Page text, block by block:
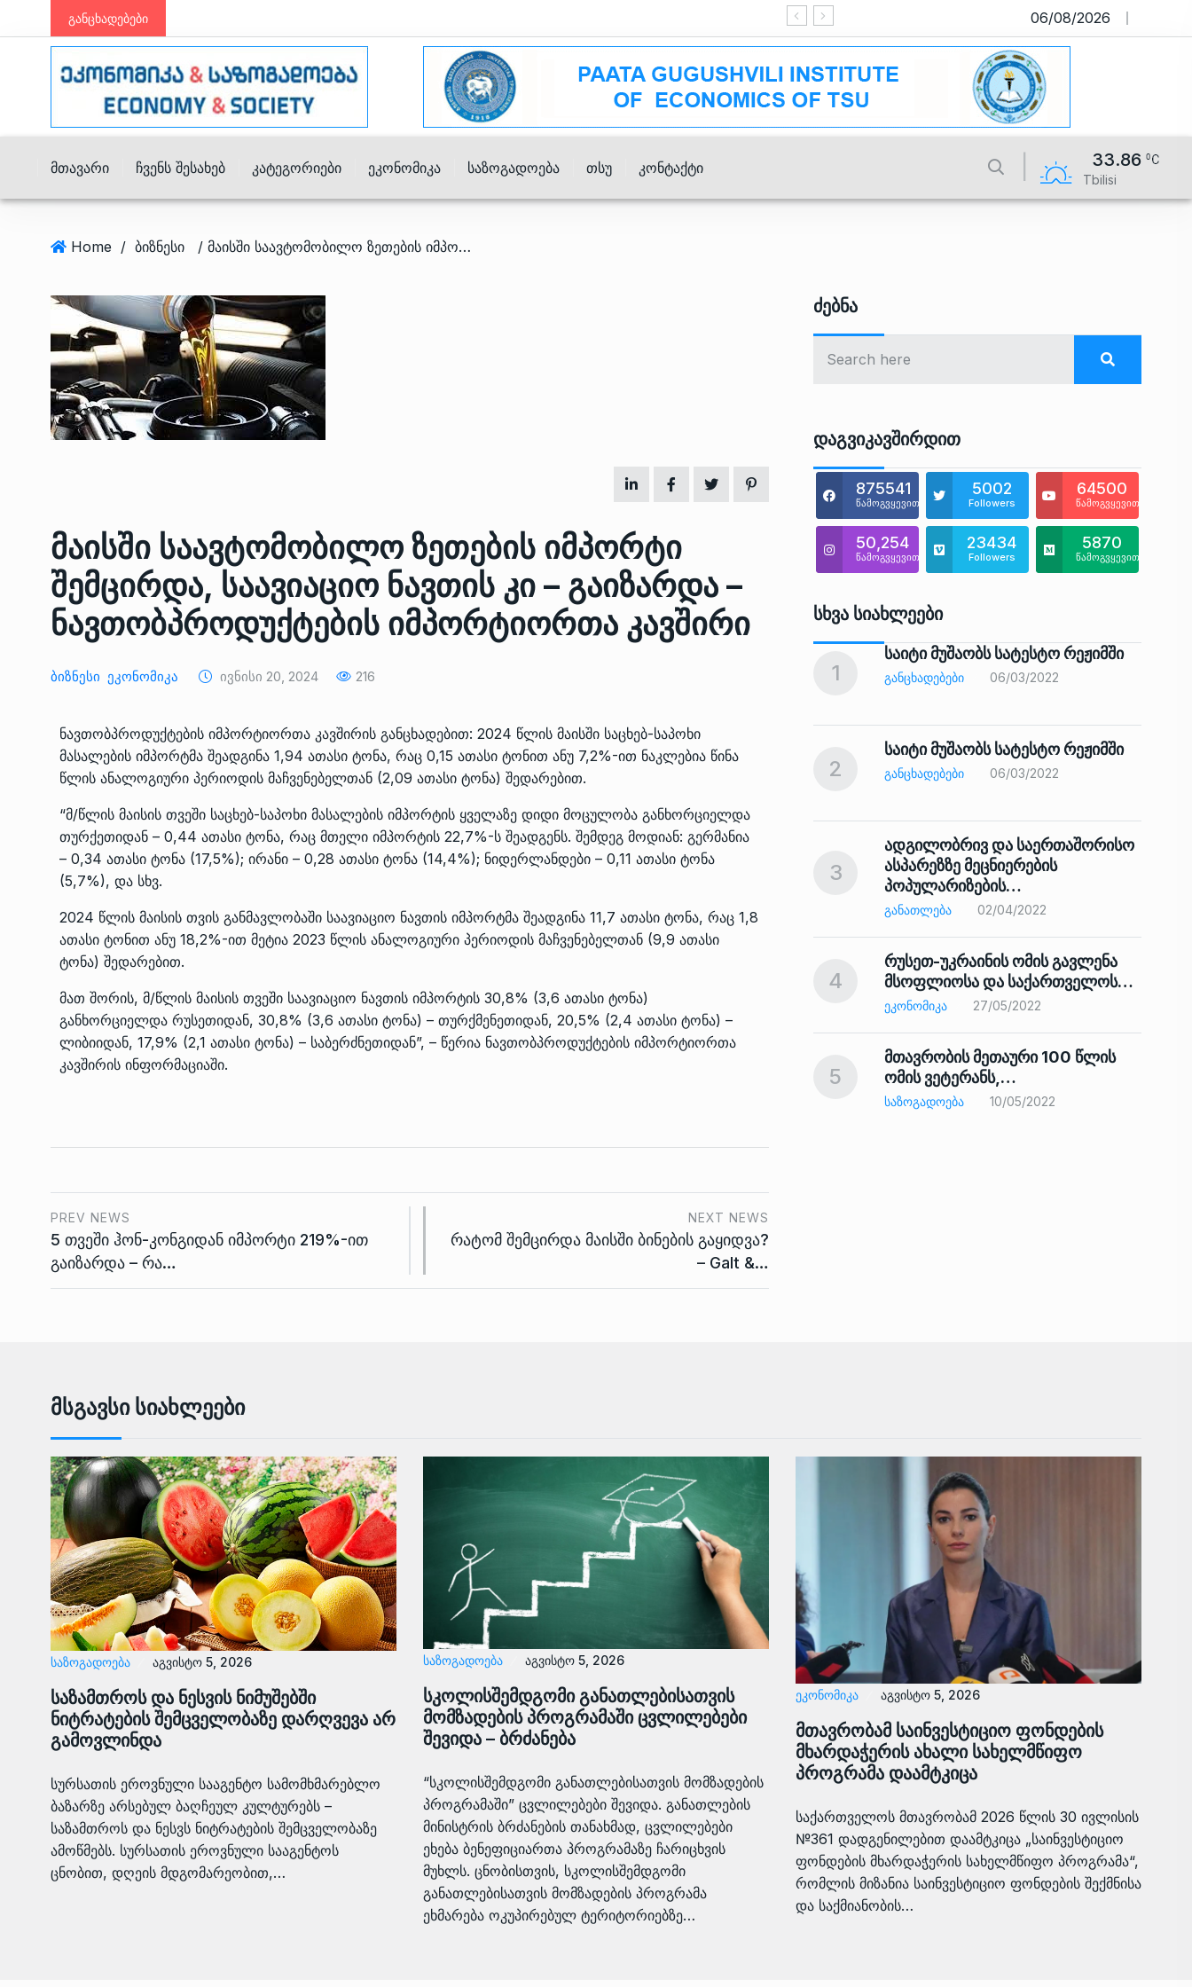
განცხადებები საიტი მუშაობს სატესტო რეჟიმში
06/08/2026
Მთავარი Ჩვენს Შესახებ Კატეგორიები Ეკონომიკა Საზოგადოება Თსუ Კონტაქტი 33.86
Tbilisi
Home / ბიზნესი / მაისში საავტომობილო ზეთების იმპორტი შემცირდა, საავიაციო ნავთის კი – გაიზარდა – ნავთობპროდუქტების იმპორტიორთა კავშირი
მაისში საავტომობილო ზეთების იმპორტი
შემცირდა, საავიაციო ნავთის კი – გაიზარდა –
ნავთობპროდუქტების იმპორტიორთა კავშირი
Ბიზნესი Ეკონომიკა Ივნისი 20, 2024 216
ნავთობპროდუქტების იმპორტიორთა კავშირის განცხადებით: 2024 წლის მაისში საცხებ-საპოხი
მასალების იმპორტმა შეადგინა 1,94 ათასი ტონა, რაც 0,15 ათასი ტონით ანუ 7,2%-ით ნაკლებია წინა
წლის ანალოგიური პერიოდის მაჩვენებელთან (2,09 ათასი ტონა) შედარებით.
“მ/წლის მაისის თვეში საცხებ-საპოხი მასალების იმპორტის ყველაზე დიდი მოცულობა განხორციელდა
თურქეთიდან – 0,44 ათასი ტონა, რაც მთელი იმპორტის 22,7%-ს შეადგენს. შემდეგ მოდიან: გერმანია
– 0,34 ათასი ტონა (17,5%); ირანი – 0,28 ათასი ტონა (14,4%); ნიდერლანდები – 0,11 ათასი ტონა
(5,7%), და სხვ.
2024 წლის მაისის თვის განმავლობაში საავიაციო ნავთის იმპორტმა შეადგინა 11,7 ათასი ტონა, რაც 1,8
ათასი ტონით ანუ 18,2%-ით მეტია 2023 წლის ანალოგიური პერიოდის მაჩვენებელთან (9,9 ათასი
ტონა) შედარებით.
მათ შორის, მ/წლის მაისის თვეში საავიაციო ნავთის იმპორტის 30,8% (3,6 ათასი ტონა)
განხორციელდა რუსეთიდან, 30,8% (3,6 ათასი ტონა) – თურქმენეთიდან, 20,5% (2,4 ათასი ტონა) –
ლიბიიდან, 17,9% (2,1 ათასი ტონა) – საბერძნეთიდან”, – წერია ნავთობპროდუქტების იმპორტიორთა
კავშირის ინფორმაციაში.
PREV NEWS
5 თვეში ჰონ-კონგიდან იმპორტი 219%-ით
გაიზარდა – რა…
NEXT NEWS
რატომ შემცირდა მაისში ბინების გაყიდვა?
– Galt &…
Ძებნა
Დაგვიკავშირდით
875541
წამოგვყევით
5002
Followers
64500
წამოგვყევით
50,254
წამოგვყევით
23434
Followers
5870
წამოგვყევით
Სხვა Სიახლეები
6
მინისტერიალზე სიტყვით…
7
გოგიტა თოდრაძე საქართველოს
სტატისტიკის ეროვნული
სამსახურის…
ᲔᲙᲝᲜᲝᲛᲘᲙᲐ 10/05/2022
საქართველოს რკინიგზის
დერეფნის…
ᲔᲙᲝᲜᲝᲛᲘᲙᲐ 11/05/2022
9
სახელობის ოპერისა და
ბალეტის…
ᲙᲣᲚᲢᲣᲠᲐ 13/05/2022
12
აბაშის მუნიციპალიტეტი
მარაგი დღეისათვის გვაქვს
ᲔᲙᲝᲜᲝᲛᲘᲙᲐ 13/05/2022
14
ტექნოპარკში სტარტაპერებს…
ᲒᲐᲜᲐᲗᲚᲔᲑᲐ 15/05/2022
1
საიტი მუშაობს სატესტო რეჟიმში
ᲒᲐᲜᲪᲮᲐᲓᲔᲑᲔᲑᲘ 06/03/2022
2
საიტი მუშაობს სატესტო რეჟიმში
ᲒᲐᲜᲪᲮᲐᲓᲔᲑᲔᲑᲘ 06/03/2022
3
ადგილობრივ და საერთაშორისო
ასპარეზზე მეცნიერების
პოპულარიზების…
ᲒᲐᲜᲐᲗᲚᲔᲑᲐ 02/04/2022
4
რუსეთ-უკრაინის ომის გავლენა
მსოფლიოსა და საქართველოს…
ᲔᲙᲝᲜᲝᲛᲘᲙᲐ 27/05/2022
5
მთავრობის მეთაური 100 წლის
ომის ვეტერანს,…
ᲡᲐᲖᲝᲒᲐᲓᲝᲔᲑᲐ 10/05/2022
Მსგავსი Სიახლეები
ᲡᲐᲖᲝᲒᲐᲓᲝᲔᲑᲐ აგვისტო 5, 2026
საზამთროს და ნესვის ნიმუშებში
ნიტრატების შემცველობაზე დარღვევა არ
გამოვლინდა
სურსათის ეროვნული სააგენტო სამომხმარებლო
ბაზარზე არსებულ ბაღჩეულ კულტურებს –
საზამთროს და ნესვს ნიტრატების შემცველობაზე
ამოწმებს. სურსათის ეროვნული სააგენტოს
ცნობით, დღეის მდგომარეობით,…
ᲡᲐᲖᲝᲒᲐᲓᲝᲔᲑᲐ აგვისტო 5, 2026
სკოლისშემდგომი განათლებისათვის
მომზადების პროგრამაში ცვლილებები
შევიდა – ბრძანება
“სკოლისშემდგომი განათლებისათვის მომზადების
პროგრამაში” ცვლილებები შევიდა. განათლების
მინისტრის ბრძანების თანახმად, ცვლილებები
ეხება ბენეფიციართა პროგრამაზე ჩარიცხვის
მუხლს. ცნობისთვის, სკოლისშემდგომი
განათლებისათვის მომზადების პროგრამა
ეხმარება ოკუპირებულ ტერიტორიებზე…
ᲔᲙᲝᲜᲝᲛᲘᲙᲐ აგვისტო 5, 2026
მთავრობამ საინვესტიციო ფონდების
მხარდაჭერის ახალი სახელმწიფო
პროგრამა დაამტკიცა
საქართველოს მთავრობამ 2026 წლის 30 ივლისის
№361 დადგენილებით დაამტკიცა „საინვესტიციო
ფონდების მხარდაჭერის სახელმწიფო პროგრამა“,
რომლის მიზანია საინვესტიციო ფონდების შექმნისა
და საქმიანობის…